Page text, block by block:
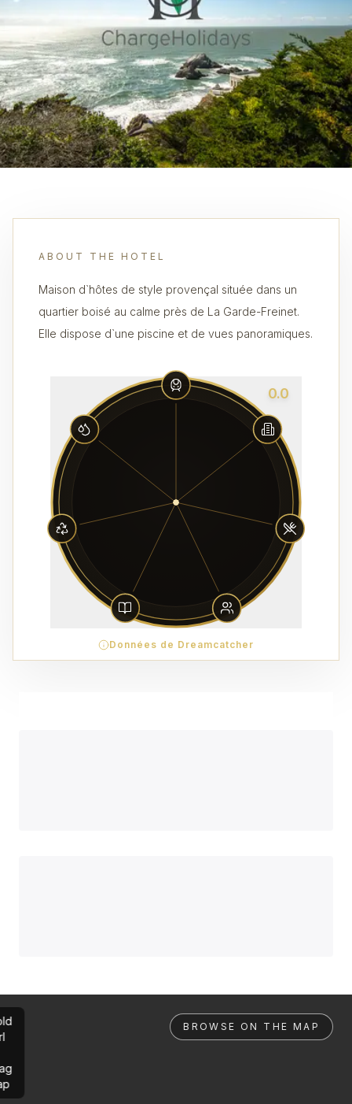
ABOUT THE HOTEL
Maison d`hôtes de style provençal située dans un
quartier boisé au calme près de La Garde-Freinet.
Elle dispose d`une piscine et de vues panoramiques.
0.0
Données de Dreamcatcher
BROWSE ON THE MAP